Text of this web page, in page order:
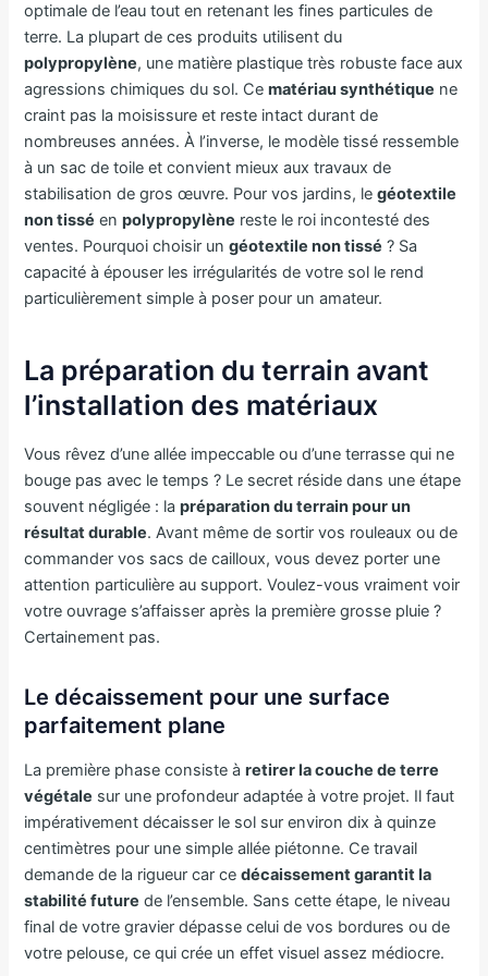
optimale de l’eau tout en retenant les fines particules de
terre. La plupart de ces produits utilisent du
polypropylène, une matière plastique très robuste face aux
agressions chimiques du sol. Cematériau synthétique ne
craint pas la moisissure et reste intact durant de
nombreuses années. À l’inverse, le modèle tissé ressemble
à un sac de toile et convient mieux aux travaux de
stabilisation de gros œuvre. Pour vos jardins, legéotextile
non tissé enpolypropylène reste le roi incontesté des
ventes. Pourquoi choisir ungéotextile non tissé ? Sa
capacité à épouser les irrégularités de votre sol le rend
particulièrement simple à poser pour un amateur.
La préparation du terrain avant
l’installation des matériaux
Vous rêvez d’une allée impeccable ou d’une terrasse qui ne
bouge pas avec le temps ? Le secret réside dans une étape
souvent négligée : lapréparation du terrain pour un
résultat durable. Avant même de sortir vos rouleaux ou de
commander vos sacs de cailloux, vous devez porter une
attention particulière au support. Voulez-vous vraiment voir
votre ouvrage s’affaisser après la première grosse pluie ?
Certainement pas.
Le décaissement pour une surface
parfaitement plane
La première phase consiste àretirer la couche de terre
végétale sur une profondeur adaptée à votre projet. Il faut
impérativement décaisser le sol sur environ dix à quinze
centimètres pour une simple allée piétonne. Ce travail
demande de la rigueur car cedécaissement garantit la
stabilité future de l’ensemble. Sans cette étape, le niveau
final de votre gravier dépasse celui de vos bordures ou de
votre pelouse, ce qui crée un effet visuel assez médiocre.